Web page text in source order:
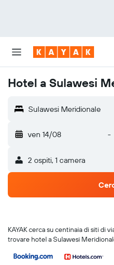
Hotel a Sulawesi
Sulawesi Meridionale
ven 14/08 -
2 ospiti, 1 camera
KAYAK cerca su centinaia di siti di
trovare hotel a Sulawesi